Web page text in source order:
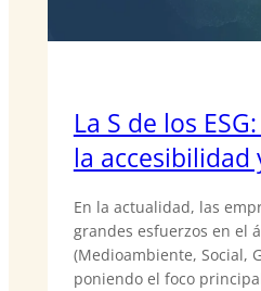
La S de los
la accesibilidad
En la actualidad, las
grandes esfuerzos en el
(Medioambiente, Social,
poniendo el foco